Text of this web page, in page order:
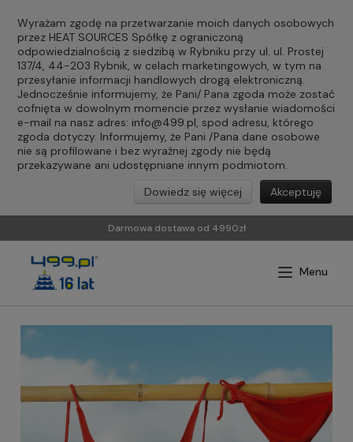
Wyrażam zgodę na przetwarzanie moich danych osobowych
przez HEAT SOURCES Spółkę z ograniczoną
odpowiedzialnością z siedzibą w Rybniku przy ul. ul. Prostej
137/4, 44-203 Rybnik, w celach marketingowych, w tym na
przesyłanie informacji handlowych drogą elektroniczną.
Jednocześnie informujemy, że Pani/ Pana zgoda może zostać
cofnięta w dowolnym momencie przez wysłanie wiadomości
e-mail na nasz adres: info@499.pl, spod adresu, którego
zgoda dotyczy. Informujemy, że Pani /Pana dane osobowe
nie są profilowane i bez wyraźnej zgody nie będą
przekazywane ani udostępniane innym podmiotom.
Akceptuję
Dowiedz się więcej
Darmowa dostawa od 4990zł